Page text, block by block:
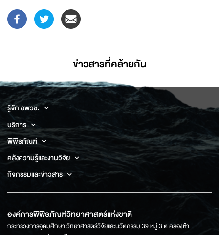
ข่าวสารที่่คล้ายกัน
รู้จัก อพวช.
บริการ
พิพิธภัณฑ์
คลังความรู้และงานวิจัย
กิจกรรมและข่าวสาร
องค์การพิพิธภัณฑ์วิทยาศาสตร์แห่งชาติ
กระทรวงการอุดมศึกษา วิทยาศาสตร์วิจัยและนวัตกรรม 39 หมู่ 3 ต.คลองห้า